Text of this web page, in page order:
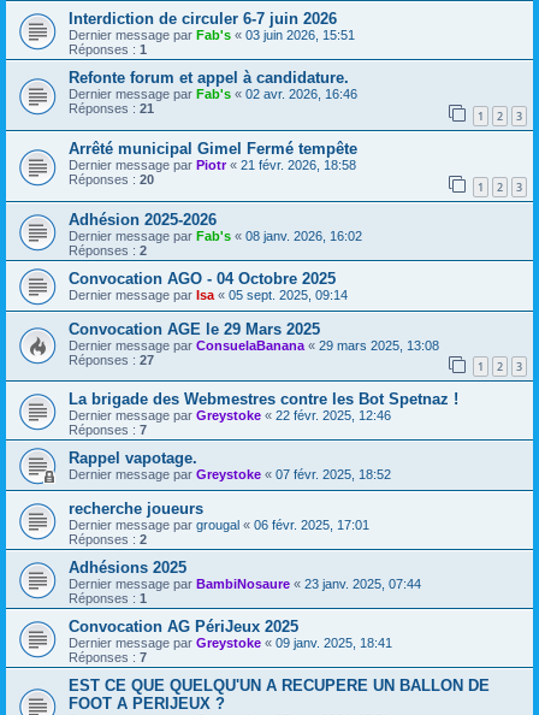
Interdiction de circuler 6-7 juin 2026
Dernier message par Fab's « 03 juin 2026, 15:51
Réponses : 1
Refonte forum et appel à candidature.
Dernier message par Fab's « 02 avr. 2026, 16:46
Réponses : 21 1 2 3
Arrêté municipal Gimel Fermé tempête
Dernier message par Piotr« 21 févr. 2026, 18:58
Réponses : 20 1 2 3
Adhésion 2025-2026
Dernier message par Fab's « 08 janv. 2026, 16:02
Réponses : 2
Convocation AGO - 04 Octobre 2025
Dernier message par Isa « 05 sept. 2025, 09:14
Convocation AGE le 29 Mars 2025
Dernier message par ConsuelaBanana « 29 mars 2025, 13:08
Réponses : 27 1 2 3
La brigade des Webmestres contre les Bot Spetnaz !
Dernier message par Greystoke « 22 févr. 2025, 12:46
Réponses : 7
Rappel vapotage.
Dernier message par Greystoke « 07 févr. 2025, 18:52
recherche joueurs
Dernier message par grougal « 06 févr. 2025, 17:01
Réponses : 2
Adhésions 2025
Dernier message par BambiNosaure « 23 janv. 2025, 07:44
Réponses : 1
Convocation AG PériJeux 2025
Dernier message par Greystoke « 09 janv. 2025, 18:41
Réponses : 7
EST CE QUE QUELQU'UN A RECUPERE UN BALLON DE
FOOT A PERIJEUX ?